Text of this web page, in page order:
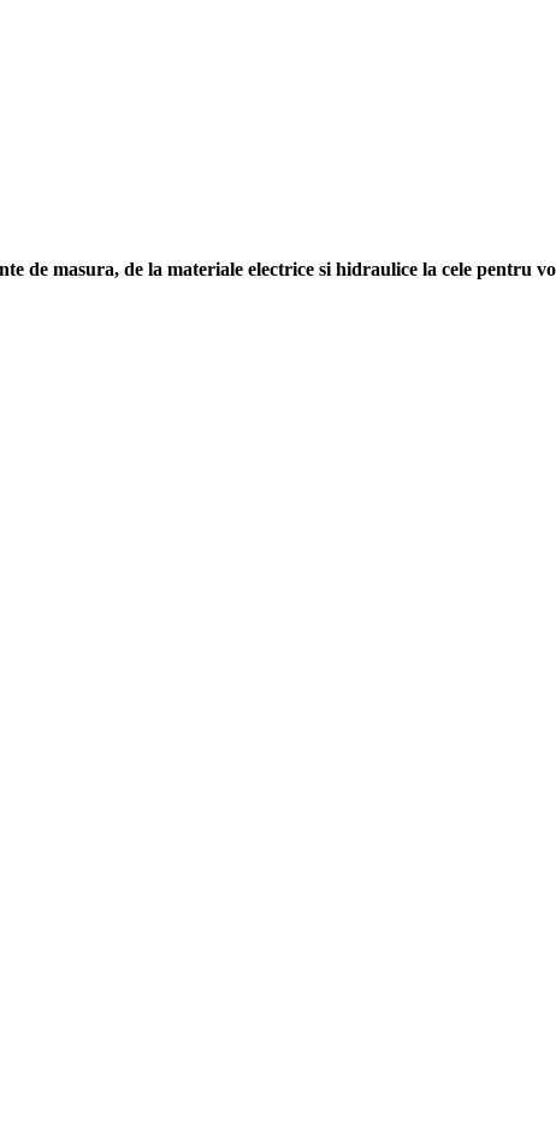
de masura, de la materiale electrice si hidraulice la cele pentru